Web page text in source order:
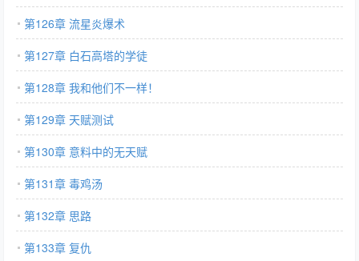
第126章 流星炎爆术
第127章 白石高塔的学徒
第128章 我和他们不一样！
第129章 天赋测试
第130章 意料中的无天赋
第131章 毒鸡汤
第132章 思路
第133章 复仇